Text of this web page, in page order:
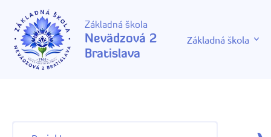
Základná škola
Nevädzová 2
Bratislava
Základná škola